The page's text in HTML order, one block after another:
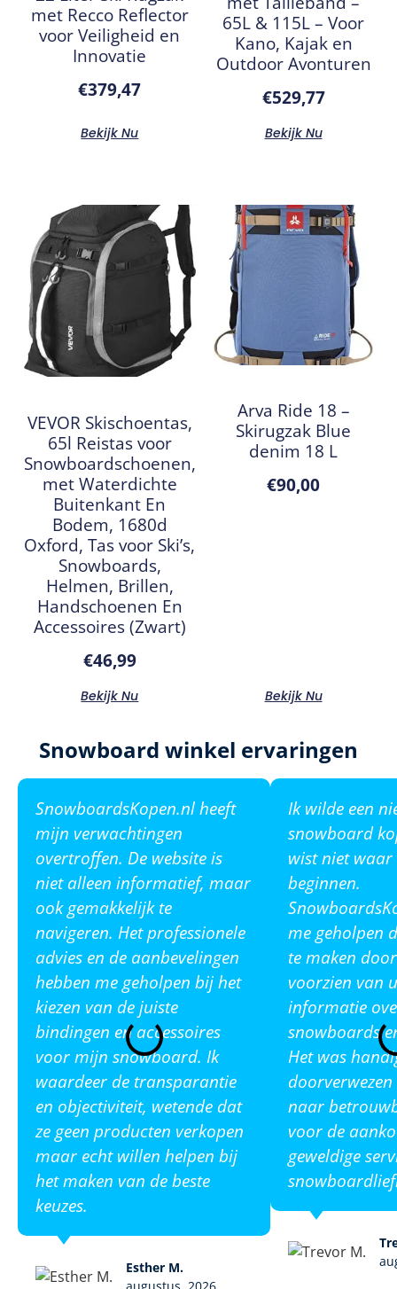
met Recco Reflector
voor Veiligheid en
Innovatie
€379,47
Bekijk Nu
65L & 115L – Voor
Kano, Kajak en
Outdoor Avonturen
€529,77
Bekijk Nu
VEVOR Skischoentas,
65l Reistas voor
Snowboardschoenen,
met Waterdichte
Buitenkant En
Bodem, 1680d
Oxford, Tas voor Ski’s,
Snowboards,
Helmen, Brillen,
Handschoenen En
Accessoires (Zwart)
€46,99
Bekijk Nu
Arva Ride 18 –
Skirugzak Blue
denim 18 L
€90,00
Bekijk Nu
Snowboard winkel ervaringen
SnowboardsKopen.nl heeft
mijn verwachtingen
overtroffen. De website is
niet alleen informatief, maar
ook gemakkelijk te
navigeren. Het professionele
advies en de aanbevelingen
hebben me geholpen bij het
kiezen van de juiste
bindingen en accessoires
voor mijn snowboard. Ik
waardeer de transparantie
en objectiviteit, wetende dat
ze geen producten verkopen
maar echt willen helpen bij
het maken van de beste
keuzes.
Esther M.
Ik wilde een
snowboard
wist niet waar
beginnen.
me geholpen
te maken
voorzien van
informatie
snowboards
Het was
naar
voor de
geweldige